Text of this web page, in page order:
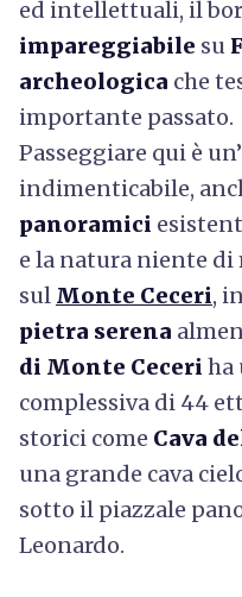
ed intellettuali, il
impareggiabile su
archeologica che
importante passato.
Passeggiare qui è
indimenticabile,
panoramici
e la natura niente di
sul Monte Ceceri,
pietra serena
di Monte Ceceri ha
complessiva di 44
storici come Cava
una grande cava
sotto il piazzale
Leonardo.